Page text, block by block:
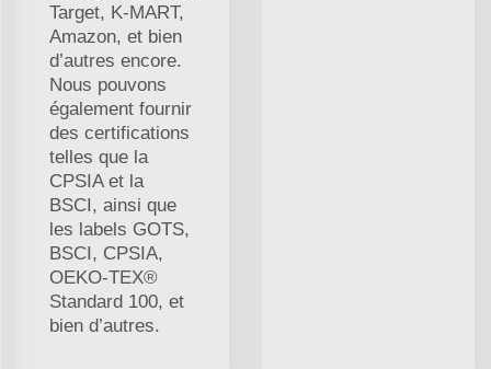
Target, K-MART,
Amazon, et bien
d’autres encore.
Nous pouvons
également fournir
des certifications
telles que la
CPSIA et la
BSCI, ainsi que
les labels GOTS,
BSCI, CPSIA,
OEKO-TEX®
Standard 100, et
bien d’autres.